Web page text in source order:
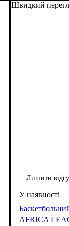
Швидкий
Лишити
AFRICA